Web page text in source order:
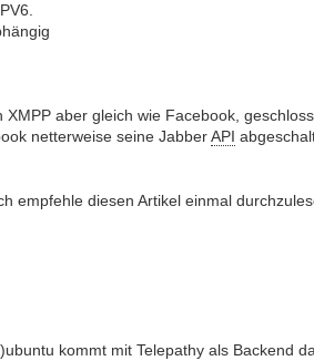
aber gleich wie Facebook,
netterweise seine JabberAPI
empfehle diesen Artikel einmal
kommt mit Telepathy als Backend